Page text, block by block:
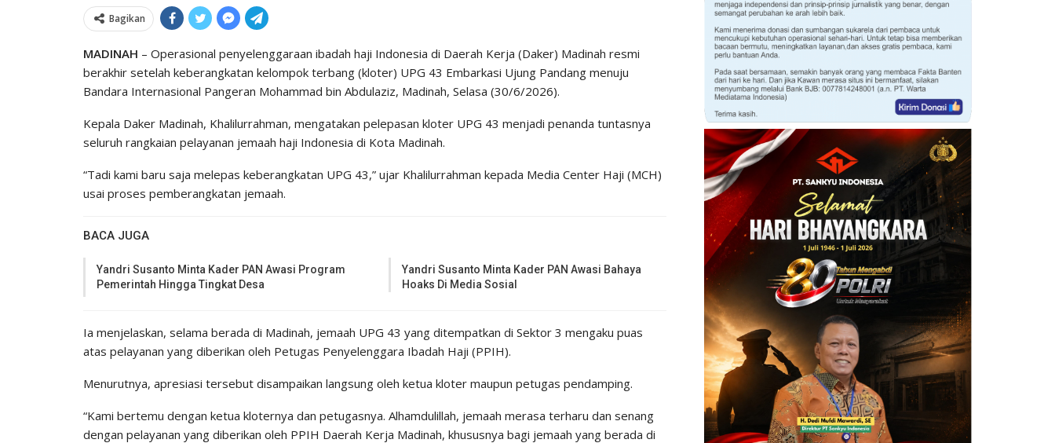
Bagikan
MADINAH – Operasional penyelenggaraan ibadah haji Indonesia di Daerah Kerja (Daker) Madinah resmi
berakhir setelah keberangkatan kelompok terbang (kloter) UPG 43 Embarkasi Ujung Pandang menuju
Bandara Internasional Pangeran Mohammad bin Abdulaziz, Madinah, Selasa (30/6/2026).
Kepala Daker Madinah, Khalilurrahman, mengatakan pelepasan kloter UPG 43 menjadi penanda tuntasnya
seluruh rangkaian pelayanan jemaah haji Indonesia di Kota Madinah.
“Tadi kami baru saja melepas keberangkatan UPG 43,” ujar Khalilurrahman kepada Media Center Haji (MCH)
usai proses pemberangkatan jemaah.
BACA JUGA
Yandri Susanto Minta Kader PAN Awasi Program
Pemerintah Hingga Tingkat Desa
Yandri Susanto Minta Kader PAN Awasi Bahaya
Hoaks Di Media Sosial
Ia menjelaskan, selama berada di Madinah, jemaah UPG 43 yang ditempatkan di Sektor 3 mengaku puas
atas pelayanan yang diberikan oleh Petugas Penyelenggara Ibadah Haji (PPIH).
Menurutnya, apresiasi tersebut disampaikan langsung oleh ketua kloter maupun petugas pendamping.
“Kami bertemu dengan ketua kloternya dan petugasnya. Alhamdulillah, jemaah merasa terharu dan senang
dengan pelayanan yang diberikan oleh PPIH Daerah Kerja Madinah, khususnya bagi jemaah yang berada di